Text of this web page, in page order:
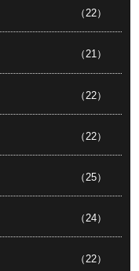
（22）
（21）
（22）
（22）
（25）
（24）
（22）